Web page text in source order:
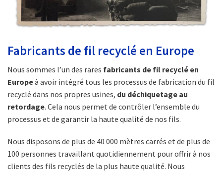
Fabricants de fil recyclé en Europe
Nous sommes l’un des rares fabricants de fil recyclé en
Europeà avoir intégré tous les processus de fabrication du fil
recyclé dans nos propres usines, du déchiquetage au
retordage. Cela nous permet de contrôler l’ensemble du
processus et de garantir la haute qualité de nos fils.
Nous disposons de plus de 40 000 mètres carrés et de plus de
100 personnes travaillant quotidiennement pour offrir à nos
clients des fils recyclés de la plus haute qualité. Nous